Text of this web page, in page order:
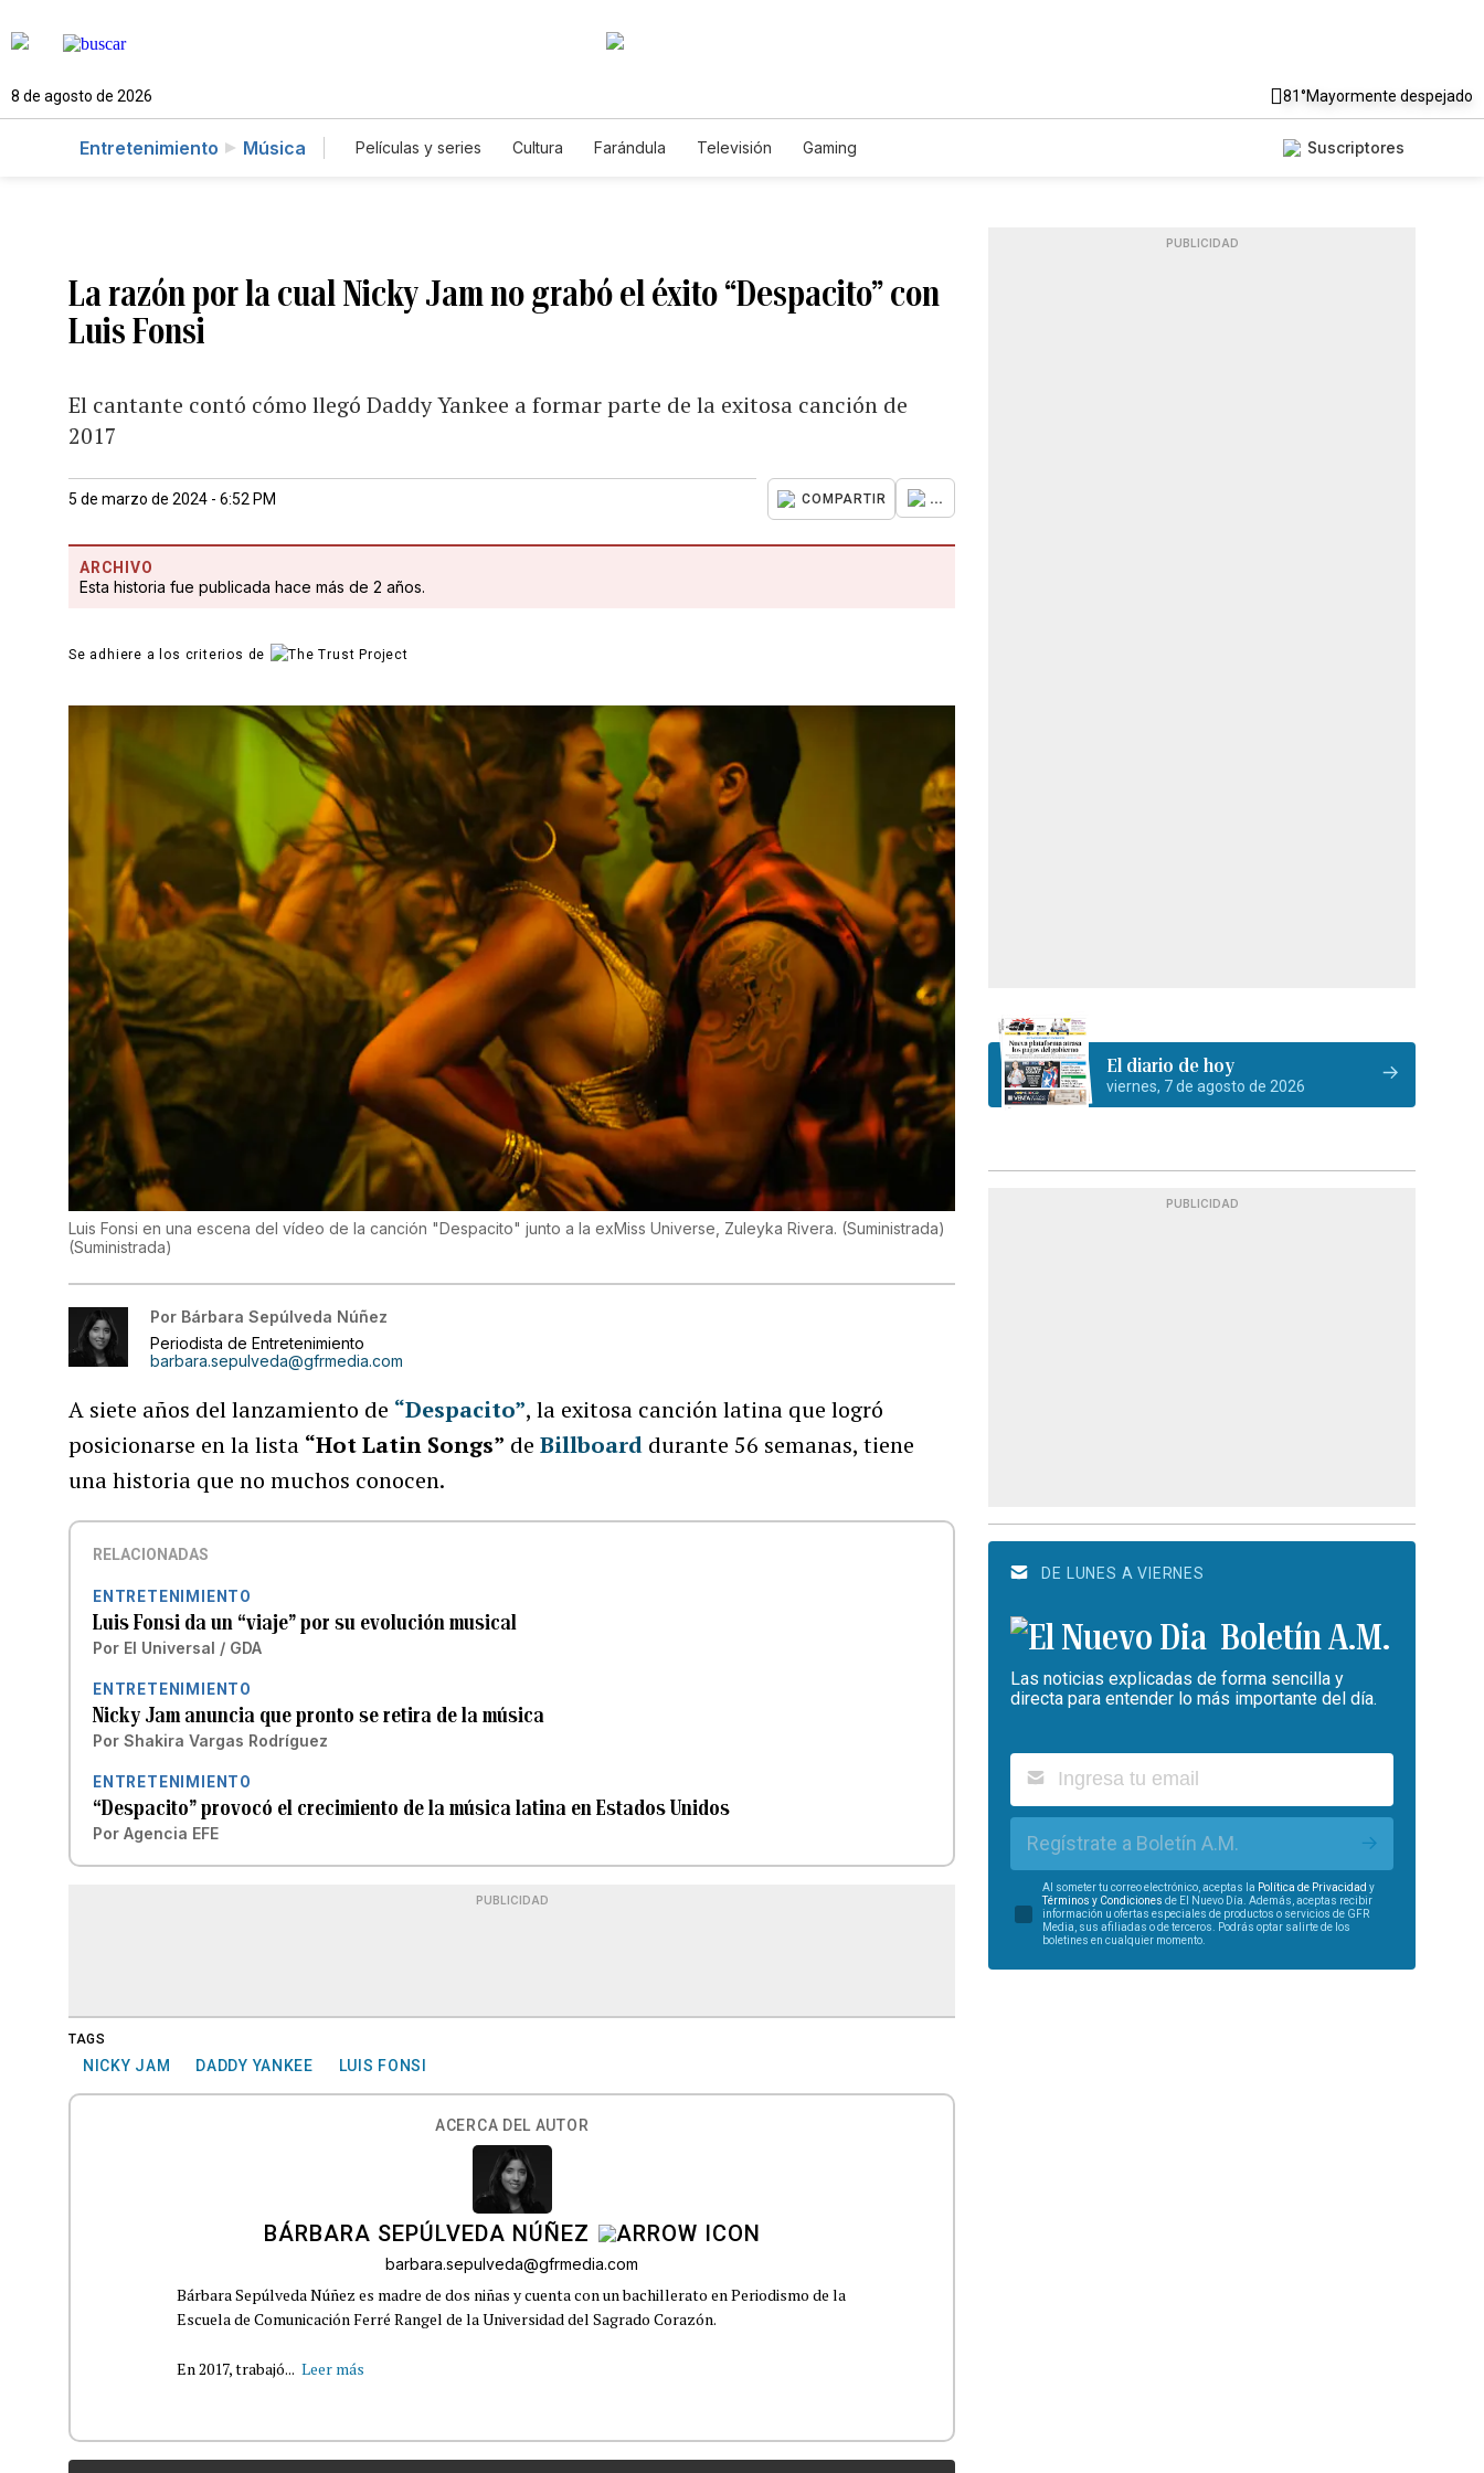
8 de agosto de 2026 81°Mayormente despejado
Entretenimiento Música Películas y series Cultura Farándula Televisión Gaming Suscriptores
La razón por la cual Nicky Jam no grabó el éxito “Despacito” con
Luis Fonsi
El cantante contó cómo llegó Daddy Yankee a formar parte de la exitosa canción de
2017
5 de marzo de 2024 - 6:52 PM COMPARTIR ...
ARCHIVO
Esta historia fue publicada hace más de 2 años.
Se adhiere a los criterios de
Luis Fonsi en una escena del vídeo de la canción "Despacito" junto a la exMiss Universe, Zuleyka Rivera. (Suministrada)
(Suministrada)
Por Bárbara Sepúlveda Núñez
Periodista de Entretenimiento
barbara.sepulveda@gfrmedia.com
A siete años del lanzamiento de “Despacito”, la exitosa canción latina que logró
posicionarse en la lista “Hot Latin Songs” deBillboard durante 56 semanas, tiene
una historia que no muchos conocen.
RELACIONADAS
ENTRETENIMIENTO
Luis Fonsi da un “viaje” por su evolución musical
Por El Universal / GDA
ENTRETENIMIENTO
Nicky Jam anuncia que pronto se retira de la música
Por Shakira Vargas Rodríguez
ENTRETENIMIENTO
“Despacito” provocó el crecimiento de la música latina en Estados Unidos
Por Agencia EFE
PUBLICIDAD
TAGS
NICKY JAM DADDY YANKEE LUIS FONSI
ACERCA DEL AUTOR
BÁRBARA SEPÚLVEDA NÚÑEZ
barbara.sepulveda@gfrmedia.com
Bárbara Sepúlveda Núñez es madre de dos niñas y cuenta con un bachillerato en Periodismo de la
Escuela de Comunicación Ferré Rangel de la Universidad del Sagrado Corazón.
En 2017, trabajó... Leer más
PUBLICIDAD
El diario de hoy
viernes, 7 de agosto de 2026
PUBLICIDAD
DE LUNES A VIERNES
Boletín A.M.
Las noticias explicadas de forma sencilla y
directa para entender lo más importante del día.
Regístrate a Boletín A.M.
Al someter tu correo electrónico, aceptas la Política de Privacidad y
Términos y Condiciones de El Nuevo Día. Además, aceptas recibir
información u ofertas especiales de productos o servicios de GFR
Media, sus afiliadas o de terceros. Podrás optar salirte de los
boletines en cualquier momento.